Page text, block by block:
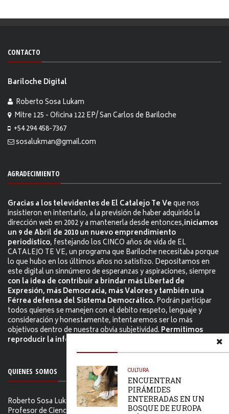
CULTURA
ENCUENTRAN
PIRÁMIDES
ENTERRADAS EN UN
BOSQUE DE EUROPA
CONTACTO
Bariloche Digital
Roberto Sosa Lukam
Mitre 125 - Oficina 122 EP/ San Carlos de Bariloche
+54 294 458-7367
sosalukman@gmail.com
AGRADECIMIENTO
Gracias a los televidentes de El Catalejo Te Veque nos
insistieron en intentarlo, a la previsión de haber adquirido la
dirección web en 2002 y a mantenerla desde entonces,iniciamos
un 9 de Abril de 2010 un nuevo emprendimiento
periodístico, festejando los CINCO años de vida de EL
CATALEJO TE VE, un programa que Bariloche necesitaba porque
lo que hubo en los últimos años no satisfizo. Depositamos en
este digital un sinnúmero de esperanzas y aspiraciones, siempre
con la idea de contribuir a brindar más Libertad de
Expresión, más Democracia, más Valores y también una
Férrea defensa del Sistema Democrático. Podrán participar
todos quienes se manejen con el debito respeto, lenguaje y
consideración y honestamente, intentaremos ser lo más
objetivos dentro de nuestra obvia subjetividad.Permitimos
reproducir la información citándo la fuente.
QUIENES SOMOS
Roberto Sosa Lukam Periodista, Martillero Público Nacional,
Profesor de Ciencias Sociales, Editor de